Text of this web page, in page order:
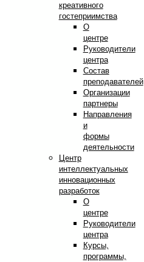
креативного
гостеприимства
О
центре
Руководители
центра
Состав
преподавателей
Организации
партнеры
Направления
и
формы
деятельности
Центр
интеллектуальных
инновационных
разработок
О
центре
Руководители
центра
Курсы,
программы,